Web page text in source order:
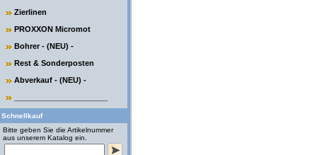
Zierlinen
PROXXON Micromot
Bohrer - (NEU) -
Rest & Sonderposten
Abverkauf - (NEU) -
Schnellkauf
Bitte geben Sie die Artikelnummer
aus unserem Katalog ein.